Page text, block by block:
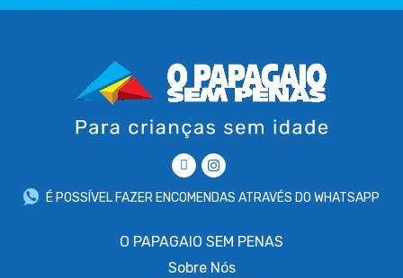
É POSSÍVEL FAZER ENCOMENDAS ATRAVÉS DO WHATSAPP
O PAPAGAIO SEM PENAS
Sobre Nós